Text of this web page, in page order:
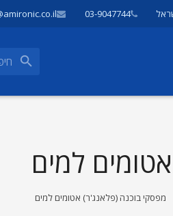
03-9047744
למים
מפסקי בוכנה (פלאנג'ר) אטומים למים